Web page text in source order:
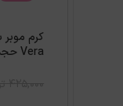
Vera حجم ۱۰۰میل